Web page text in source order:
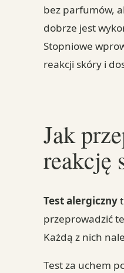
bez parfumów,
dobrze jest
Stopniowe
reakcji skóry i
Jak
reakcję
Test alergiczny
przeprowadzić
Każdą z nich
Test za uchem